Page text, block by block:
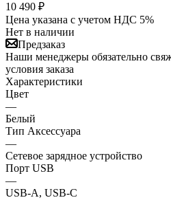
10 490 ₽
Цена указана с учетом НДС 5%
Нет в наличии
Предзаказ
Наши менеджеры обязательно
условия заказа
Характеристики
Цвет
—
Белый
Тип Аксессуара
—
Сетевое зарядное устройство
Порт USB
—
USB-A, USB-C